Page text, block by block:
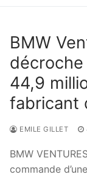
BMW
44,9
fabricant
EMILE GILLET
BMW
commande